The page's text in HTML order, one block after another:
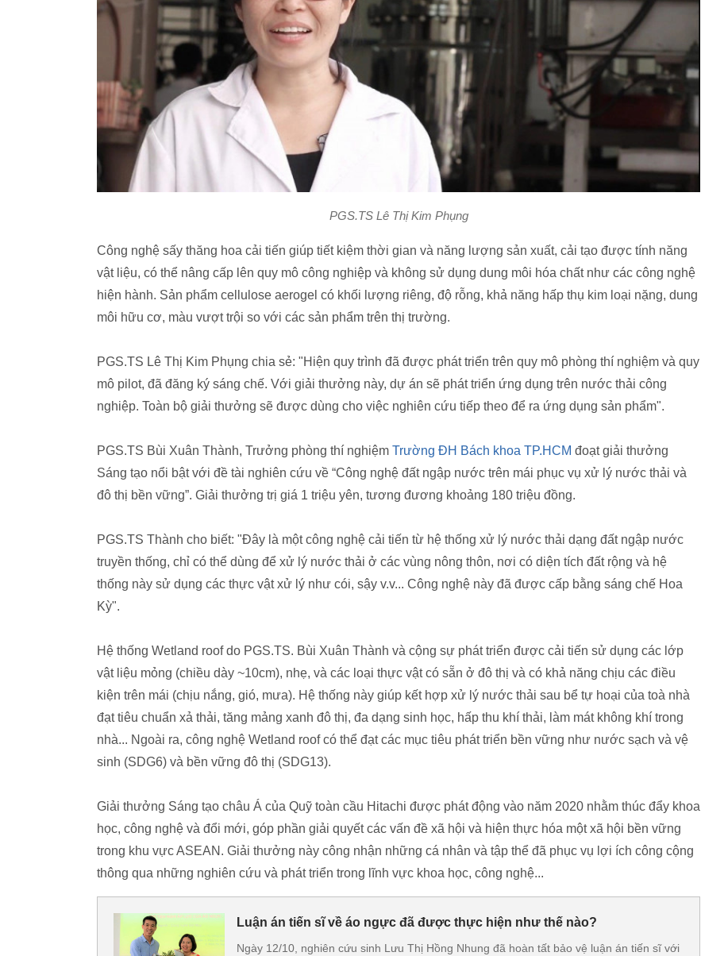
PGS.TS Lê Thị Kim Phụng
Công nghệ sấy thăng hoa cải tiến giúp tiết kiệm thời gian và năng lượng sản xuất, cải tạo được tính năng
vật liệu, có thể nâng cấp lên quy mô công nghiệp và không sử dụng dung môi hóa chất như các công nghệ
hiện hành. Sản phẩm cellulose aerogel có khối lượng riêng, độ rỗng, khả năng hấp thụ kim loại nặng, dung
môi hữu cơ, màu vượt trội so với các sản phẩm trên thị trường.
PGS.TS Lê Thị Kim Phụng chia sẻ: "Hiện quy trình đã được phát triển trên quy mô phòng thí nghiệm và quy
mô pilot, đã đăng ký sáng chế. Với giải thưởng này, dự án sẽ phát triển ứng dụng trên nước thải công
nghiệp. Toàn bộ giải thưởng sẽ được dùng cho việc nghiên cứu tiếp theo để ra ứng dụng sản phẩm".
PGS.TS Bùi Xuân Thành, Trưởng phòng thí nghiệm Trường ĐH Bách khoa TP.HCM đoạt giải thưởng
Sáng tạo nổi bật với đề tài nghiên cứu về “Công nghệ đất ngập nước trên mái phục vụ xử lý nước thải và
đô thị bền vững”. Giải thưởng trị giá 1 triệu yên, tương đương khoảng 180 triệu đồng.
PGS.TS Thành cho biết: "Đây là một công nghệ cải tiến từ hệ thống xử lý nước thải dạng đất ngập nước
truyền thống, chỉ có thể dùng để xử lý nước thải ở các vùng nông thôn, nơi có diện tích đất rộng và hệ
thống này sử dụng các thực vật xử lý như cói, sậy v.v... Công nghệ này đã được cấp bằng sáng chế Hoa
Kỳ".
Hệ thống Wetland roof do PGS.TS. Bùi Xuân Thành và cộng sự phát triển được cải tiến sử dụng các lớp
vật liệu mỏng (chiều dày ~10cm), nhẹ, và các loại thực vật có sẵn ở đô thị và có khả năng chịu các điều
kiện trên mái (chịu nắng, gió, mưa). Hệ thống này giúp kết hợp xử lý nước thải sau bể tự hoại của toà nhà
đạt tiêu chuẩn xả thải, tăng mảng xanh đô thị, đa dạng sinh học, hấp thu khí thải, làm mát không khí trong
nhà... Ngoài ra, công nghệ Wetland roof có thể đạt các mục tiêu phát triển bền vững như nước sạch và vệ
sinh (SDG6) và bền vững đô thị (SDG13).
Giải thưởng Sáng tạo châu Á của Quỹ toàn cầu Hitachi được phát động vào năm 2020 nhằm thúc đẩy khoa
học, công nghệ và đổi mới, góp phần giải quyết các vấn đề xã hội và hiện thực hóa một xã hội bền vững
trong khu vực ASEAN. Giải thưởng này công nhận những cá nhân và tập thể đã phục vụ lợi ích công cộng
thông qua những nghiên cứu và phát triển trong lĩnh vực khoa học, công nghệ...
Luận án tiến sĩ về áo ngực đã được thực hiện như thế nào?
Ngày 12/10, nghiên cứu sinh Lưu Thị Hồng Nhung đã hoàn tất bảo vệ luận án tiến sĩ với